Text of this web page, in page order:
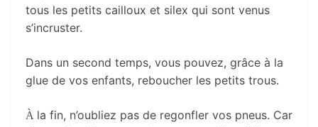
tous les petits cailloux et silex qui sont venus
s’incruster.
Dans un second temps, vous pouvez, grâce à la
glue de vos enfants, reboucher les petits trous.
À la fin, n’oubliez pas de regonfler vos pneus. Car